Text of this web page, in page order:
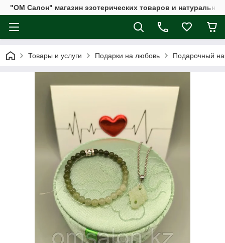
"ОМ Салон" магазин эзотерических товаров и
Товары и услуги Подарки на любовь Подарочный